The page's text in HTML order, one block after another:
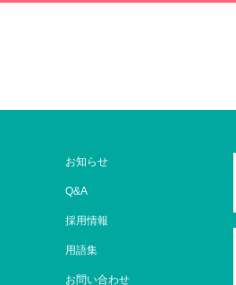
お知らせ
Q&A
採用情報
用語集
お問い合わせ